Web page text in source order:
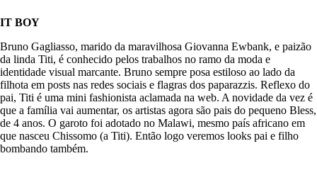
IT BOY
Bruno Gagliasso, marido da maravilhosa Giovanna Ewbank, e paizão
da linda Titi, é conhecido pelos trabalhos no ramo da moda e
identidade visual marcante. Bruno sempre posa estiloso ao lado da
filhota em posts nas redes sociais e flagras dos paparazzis. Reflexo do
pai, Titi é uma mini fashionista aclamada na web. A novidade da vez é
que a família vai aumentar, os artistas agora são pais do pequeno Bless,
de 4 anos. O garoto foi adotado no Malawi, mesmo país africano em
que nasceu Chissomo (a Titi). Então logo veremos looks pai e filho
bombando também.